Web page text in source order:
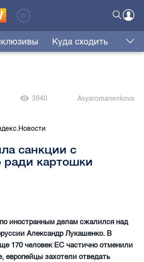
Куда сходить
3940 Asyaromanenkova
санкции с
ради картошки
иностранным делам сжалился над
Александр Лукашенко. В
170 человек ЕС частично отменили
европейцы захотели отведать